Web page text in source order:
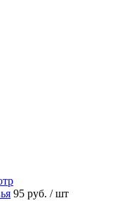
95 руб. / шт